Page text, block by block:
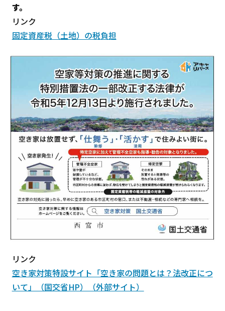
す。
リンク
固定資産税（土地）の税負担
リンク
空き家対策特設サイト「空き家の問題とは？法改正につ
いて」（国交省HP）（外部サイト）